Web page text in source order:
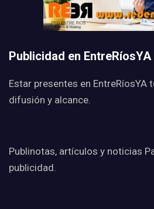
Publicidad en EntreRíosYA
Estar presentes en EntreRíosYA
difusión y alcance.
Publinotas, artículos y noticias
publicidad.